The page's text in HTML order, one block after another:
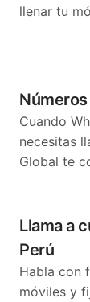
llenar tu
Cuando
necesitas
Global te
Llama a
Perú
Habla con
móviles y